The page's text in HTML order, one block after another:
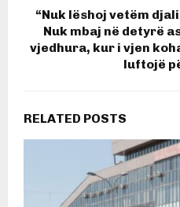
“Nuk lëshoj vetëm
Nuk mbaj në detyrë
vjedhura, kur i vjen
luftojë
RELATED POSTS